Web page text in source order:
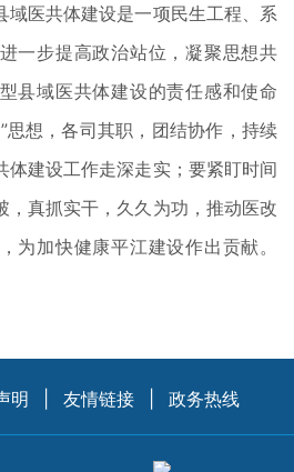
医共体建设是一项民生工程、系
一步提高政治站位，凝聚思想共
县域医共体建设的责任感和使命
思想，各司其职，团结协作，持续
体建设工作走深走实；要紧盯时间
，真抓实干，久久为功，推动医改
为加快健康平江建设作出贡献。
明 友情链接 政务热线